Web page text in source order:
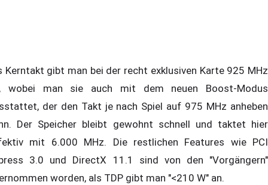
Kerntakt gibt man bei der recht exklusiven Karte 925 MHz
wobei man sie auch mit dem neuen Boost-Modus
der den Takt je nach Spiel auf 975 MHz anheben
Der Speicher bleibt gewohnt schnell und taktet hier
mit 6.000 MHz. Die restlichen Features wie PCI
3.0 und DirectX 11.1 sind von den "Vorgängern"
worden, als TDP gibt man "<210 W" an.